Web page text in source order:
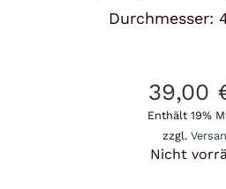
Durchmesser:
39,00
Enthält 19%
zzgl.
Nicht